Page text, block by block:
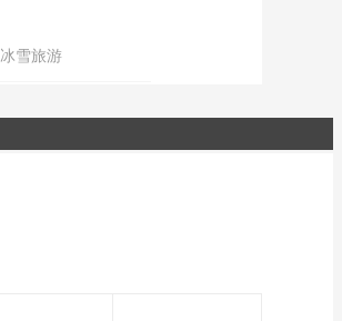
冰雪旅游